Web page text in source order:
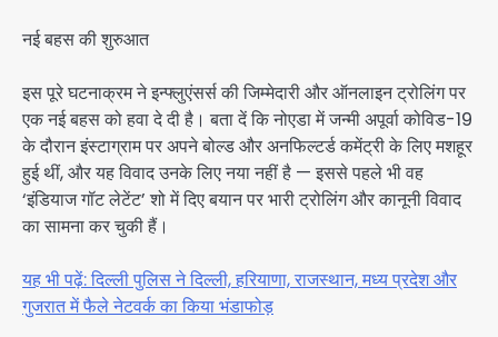
नई बहस की शुरुआत
इस पूरे घटनाक्रम ने इन्फ्लुएंसर्स की जिम्मेदारी और ऑनलाइन ट्रोलिंग पर
एक नई बहस को हवा दे दी है। बता दें कि नोएडा में जन्मी अपूर्वा कोविड-19
के दौरान इंस्टाग्राम पर अपने बोल्ड और अनफिल्टर्ड कमेंट्री के लिए मशहूर
हुई थीं, और यह विवाद उनके लिए नया नहीं है — इससे पहले भी वह
‘इंडियाज गॉट लेटेंट’ शो में दिए बयान पर भारी ट्रोलिंग और कानूनी विवाद
का सामना कर चुकी हैं।
यह भी पढ़ें: दिल्ली पुलिस ने दिल्ली, हरियाणा, राजस्थान, मध्य प्रदेश और
गुजरात में फैले नेटवर्क का किया भंडाफोड़